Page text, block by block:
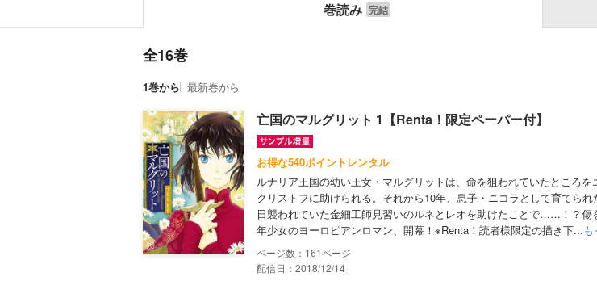
巻読み
全16巻
1巻から 最新巻から
亡国のマルグリット 1【Renta！限定ペーパー付】
お得な540ポイントレンタル
ルナリア王国の幼い王女・マルグリットは、命を狙われていたところを
クリストフに助けられる。それから10年、息子・ニコラとして育てられ
日襲われていた金細工師見習いのルネとレオを助けたことで……！？傷
年少女のヨーロピアンロマン、開幕！※Renta！読者様限定の描き下...
161
配信日：2018/12/14